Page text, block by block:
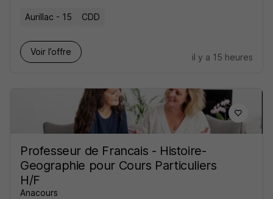
Aurillac - 15 CDD
Voir l’offre
il y a 15 heures
Professeur de Francais - Histoire-
Geographie pour Cours Particuliers
H/F
Anacours